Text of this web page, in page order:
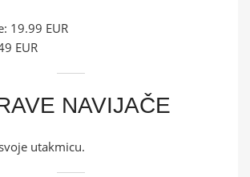
19.99 EUR
EUR
NAVIJAČE
utakmicu.